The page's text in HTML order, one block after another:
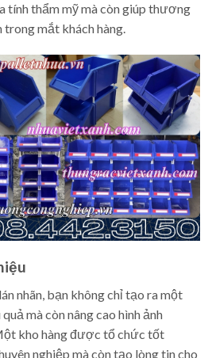
tính thẩm mỹ mà còn giúp thương
mắt khách hàng.
nhãn, bạn không chỉ tạo ra một
mà còn nâng cao hình ảnh
kho hàng được tổ chức tốt
nghiệp mà còn tạo lòng tin cho